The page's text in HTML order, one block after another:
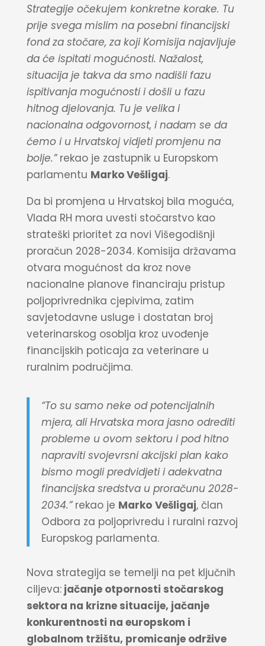
Strategije očekujem konkretne korake. Tu
prije svega mislim na posebni financijski
fond za stočare, za koji Komisija najavljuje
da će ispitati mogućnosti. Nažalost,
situacija je takva da smo nadišli fazu
ispitivanja mogućnosti i došli u fazu
hitnog djelovanja. Tu je velika i
nacionalna odgovornost, i nadam se da
ćemo i u Hrvatskoj vidjeti promjenu na
bolje.”rekao je zastupnik u Europskom
parlamentu Marko Vešligaj.
Da bi promjena u Hrvatskoj bila moguća,
Vlada RH mora uvesti stočarstvo kao
strateški prioritet za novi Višegodišnji
proračun 2028-2034. Komisija državama
otvara mogućnost da kroz nove
nacionalne planove financiraju pristup
poljoprivrednika cjepivima, zatim
savjetodavne usluge i dostatan broj
veterinarskog osoblja kroz uvođenje
financijskih poticaja za veterinare u
ruralnim područjima.
“To su samo neke od potencijalnih
mjera, ali Hrvatska mora jasno odrediti
probleme u ovom sektoru i pod hitno
napraviti svojevrsni akcijski plan kako
bismo mogli predvidjeti i adekvatna
financijska sredstva u proračunu 2028-
2034.”rekao je Marko Vešligaj, član
Odbora za poljoprivredu i ruralni razvoj
Europskog parlamenta.
Nova strategija se temelji na pet ključnih
ciljeva:jačanje otpornosti stočarskog
sektora na krizne situacije, jačanje
konkurentnosti na europskom i
globalnom tržištu, promicanje održive